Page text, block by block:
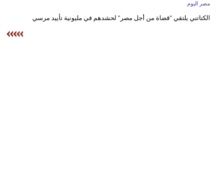
مصر اليوم
الكتاتني يلتقي "قضاة من أجل مصر" لحشدهم في مليونية تأييد مرسي